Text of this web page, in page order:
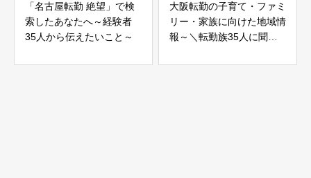
「名古屋転勤 絶望」で検
索したあなたへ～経験者
35人から伝えたいこと～
大阪転勤の子育て・ファミ
リー・家族に向けた地域情
報～＼転勤族35人に聞き